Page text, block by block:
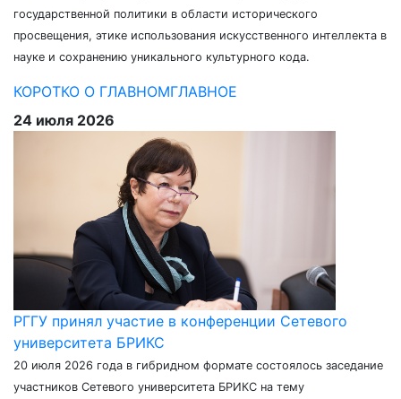
государственной политики в области исторического
просвещения, этике использования искусственного интеллекта в
науке и сохранению уникального культурного кода.
КОРОТКО О ГЛАВНОМГЛАВНОЕ
24 июля 2026
РГГУ принял участие в конференции Сетевого
университета БРИКС
20 июля 2026 года в гибридном формате состоялось заседание
участников Сетевого университета БРИКС на тему